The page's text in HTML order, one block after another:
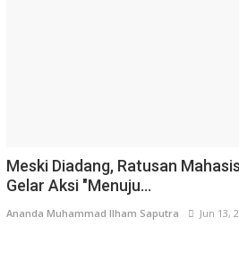
Meski Diadang, Ratusan
Gelar Aksi "Menuju...
Ananda Muhammad Ilham Saputra Jun 13,